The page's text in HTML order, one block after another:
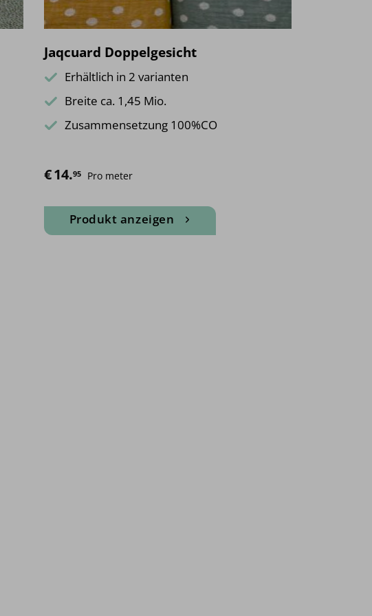
Jaqcuard Doppelgesicht
Erhältlich in 2 varianten
Breite ca. 1,45 Mio.
Zusammensetzung 100%CO
€14.95 Pro meter
Produkt anzeigen